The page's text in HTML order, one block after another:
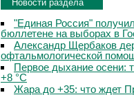
Новости раздела
"Единая Россия"
бюллетене на выборах в
Александр Щербаков
офтальмологической
Первое дыхание осени:
+8 °C
Жара до +35: что ждет